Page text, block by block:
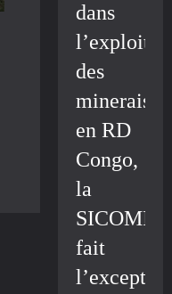
dans
des
minerais
en RD
Congo,
la
fait